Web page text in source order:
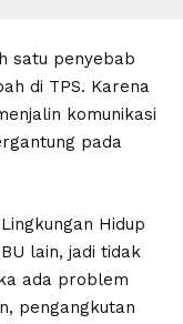
satu penyebab
di TPS. Karena
komunikasi
pada
Hidup
lain, jadi tidak
ada problem
pengangkutan